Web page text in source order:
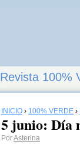
Revista 100%
INICIO › 100% VERDE ›
5 junio: Día
PorAsterina